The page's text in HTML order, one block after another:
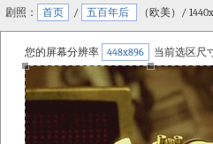
剧照： 首页 / 五百年后 （欧美）/
您的屏幕分辨率 448x896 当前选区尺